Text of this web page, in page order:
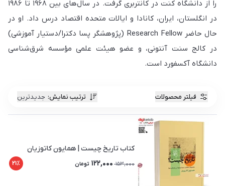
را از دانشگاه کنت در کانتربری گرفت. در سال‌های بین ۱۹۶۸ تا ۱۹۸۶
در انگلستان، ایران، کانادا و ایالات متحده اقتصاد درس داد. او در
حال حاضر Research Fellow (پژوهشگر پسا دکترا/دستیار آموزشی)
در کالج سنت آنتونی، و عضو هیئت علمی مؤسسه شرق‌شناسی
دانشگاه آکسفورد است.
فیلتر محصولات ترتیب نمایش: جدیدترین
کتاب تاریخ چیست | همایون کاتوزیان
153,000
122,000 تومان 21٪